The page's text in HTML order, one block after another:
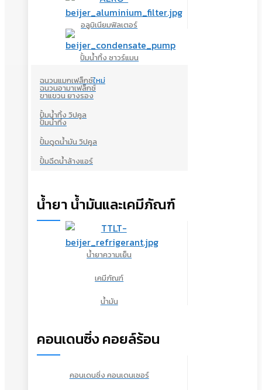
อลูมิเนียมฟิลเตอร์
ปั้มน้ำทิ้ง ซาวร์แมน
ฉนวนแมกเฟล็กซ์ใหม่
ฉนวนอามาเฟล็กซ์
ขาแขวน ยางรอง
ปั้มน้ำทิ้ง วิปคูล
ปั้มน้ำทิ้ง
ปั้มดูดน้ำมัน วิปคูล
ปั้มฉีดน้ำล้างแอร์
น้ำยา น้ำมันและเคมีภัณฑ์
น้ำยาความเย็น
เคมีภัณฑ์
น้ำมัน
คอนเดนซิ่ง คอยล์ร้อน
คอนเดนซิ่ง คอนเดนเซอร์